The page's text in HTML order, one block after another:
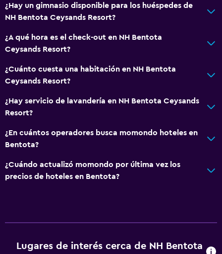
¿Hay un gimnasio disponible para los huéspedes de
NH Bentota Ceysands Resort?
¿A qué hora es el check-out en NH Bentota
Ceysands Resort?
¿Cuánto cuesta una habitación en NH Bentota
Ceysands Resort?
¿Hay servicio de lavandería en NH Bentota Ceysands
Resort?
¿En cuántos operadores busca momondo hoteles en
Bentota?
¿Cuándo actualizó momondo por última vez los
precios de hoteles en Bentota?
Lugares de interés cerca de NH Bentota